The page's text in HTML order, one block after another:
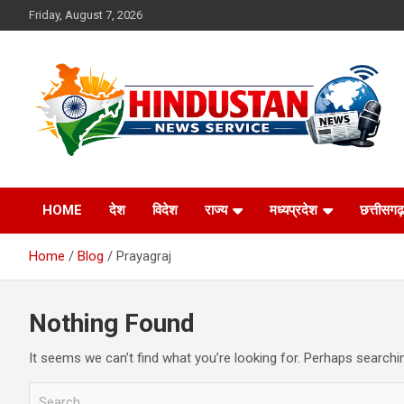
to
Friday, August 7, 2026
Hindustan News
Service
HOME देश विदेश राज्य मध्यप्रदेश छत्तीसगढ़
Home Blog Prayagraj
Nothing Found
It seems we can’t find what you’re looking for. Perhaps